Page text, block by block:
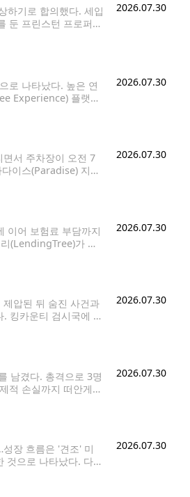
하기로 합의했다. 세입
둔 프린스턴 프로퍼티
2026.07.30
로 나타났다. 높은 연
Experience) 플랫폼
2026.07.30
서 주차장이 오전 7
이스(Paradise) 지역
2026.07.30
이어 보험료 부담까지
(LendingTree)가 최
2026.07.30
압된 뒤 숨진 사건과
킹카운티 검시국에 따
2026.07.30
남겼다. 총격으로 3명
적 손실까지 떠안게
2026.07.30
장 흐름은 '견조' 미
것으로 나타났다. 다
2026.07.30